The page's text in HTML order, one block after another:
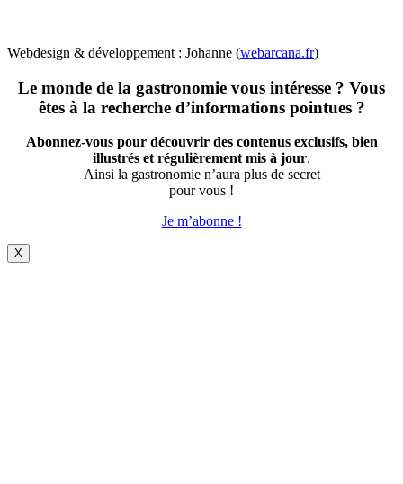
Webdesign & développement : Johanne (webarcana.fr)
Le monde de la gastronomie vous intéresse ? Vous
êtes à la recherche d’informations pointues ?
Abonnez-vous pour découvrir des contenus exclusifs, bien
illustrés et régulièrement mis à jour.
Ainsi la gastronomie n’aura plus de secret
pour vous !
Je m’abonne !
X